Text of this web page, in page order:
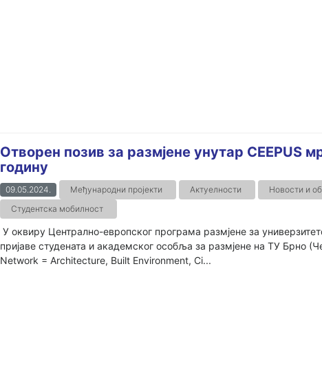
Отворен позив за размјене унутар CEEPUS
годину
09.05.2024. Међународни пројекти Актуелности Новости и
Студентска мобилност
У оквиру Централно-европског програма размјене за
пријаве студенатa и академског особљa за размјене на ТУ Брно
Network = Architecture, Built Environment, Ci...